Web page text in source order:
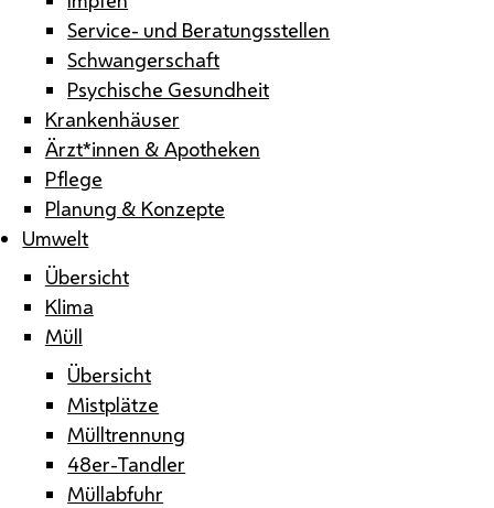
Service- und Beratungsstellen
Schwangerschaft
Psychische Gesundheit
Krankenhäuser
Ärzt*innen & Apotheken
Pflege
Planung & Konzepte
Umwelt
Übersicht
Klima
Müll
Übersicht
Mistplätze
Mülltrennung
48er-Tandler
Müllabfuhr